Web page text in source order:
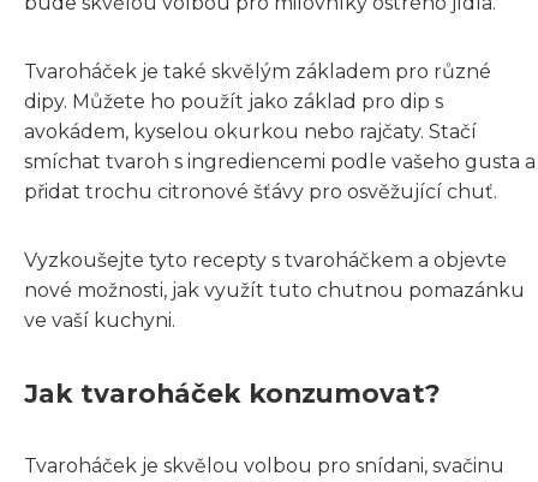
Tvaroháček je také skvělým základem pro různé
dipy. Můžete ho použít jako základ pro dip s
avokádem, kyselou okurkou nebo rajčaty. Stačí
smíchat tvaroh s ingrediencemi podle vašeho gusta a
přidat trochu citronové šťávy pro osvěžující chuť.
Vyzkoušejte tyto recepty s tvaroháčkem a objevte
nové možnosti, jak využít tuto chutnou pomazánku
ve vaší kuchyni.
Jak tvaroháček konzumovat?
Tvaroháček je skvělou volbou pro snídani, svačinu